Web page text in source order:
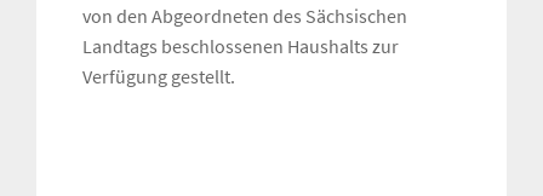
von den Abgeordneten des Sächsischen
Landtags beschlossenen Haushalts zur
Verfügung gestellt.